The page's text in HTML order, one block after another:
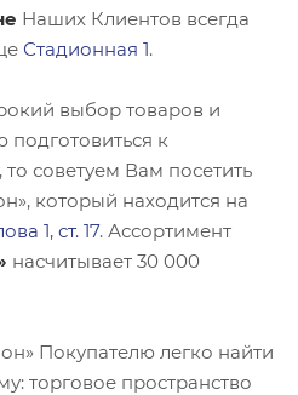
Наших Клиентов всегда
Стадионная 1.
выбор товаров и
подготовиться к
советуем Вам посетить
который находится на
1, ст. 17. Ассортимент
насчитывает 30 000
Покупателю легко найти
торговое пространство